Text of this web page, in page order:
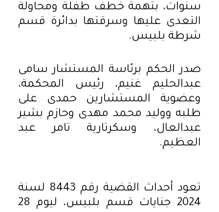
سنوات، بتهمة خطف طفلة ومحاولة
التعدى عليها وسرقتها بدائرة قسم
شرطة بلبيس.
صدر الحكم برئاسة المستشار سامى
عبدالحليم غنيم، رئيس المحكمة،
وعضوية المستشارين حمدى على
طلبه ووليد محمد مهدى وحازم بشير
عبدالعال، وسكرتارية تامر عبد
العظيم.
تعود أحداث القضية رقم 8443 لسنة
2024 جنايات قسم بلبيس، ليوم 28